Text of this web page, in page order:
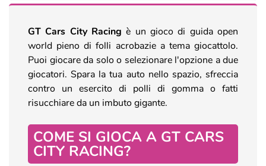
GT Cars City Racing è un gioco di guida open
world pieno di folli acrobazie a tema giocattolo.
Puoi giocare da solo o selezionare l'opzione a due
giocatori. Spara la tua auto nello spazio, sfreccia
contro un esercito di polli di gomma o fatti
risucchiare da un imbuto gigante.
COME SI GIOCA A GT CARS
CITY RACING?